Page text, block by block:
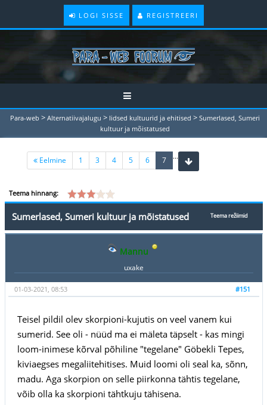
LOGI SISSE REGISTREERI
Para-web > Alternatiivajalugu > Iidsed kultuurid ja ehitised > Sumerlased, Sumeri
kultuur ja mõistatused
Eelmine 1 ...
3 4 5 6 7(current)
Teema hinnang:
Teema režiimid
Sumerlased, Sumeri kultuur ja mõistatused
Mannu
uxake
#151
01-03-2021, 08:53
Teisel pildil olev skorpioni-kujutis on veel vanem kui
sumerid. See oli - nüüd ma ei mäleta täpselt - kas mingi
loom-inimese kõrval põhiline "tegelane" Göbekli Tepes,
kiviaegses megaliitehitises. Muid loomi oli seal ka, sõnn,
madu. Aga skorpion on selle piirkonna tähtis tegelane,
võib olla ka skorpioni tähtkuju tähisena.